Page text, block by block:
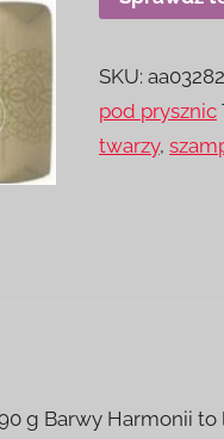
SKU:
pod prysznic
twarzy,
g Barwy Harmonii